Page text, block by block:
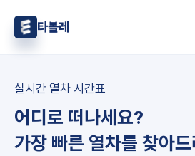
타볼레
실시간 열차 시간표
어디로 떠나세요?
가장 빠른 열차를 찾아